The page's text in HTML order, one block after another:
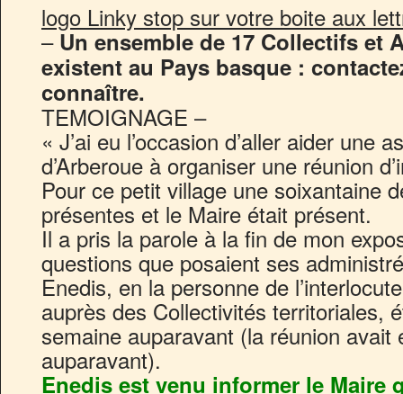
logo Linky stop sur votre boite aux
– Un ensemble de 17 Collectifs et
existent au Pays basque :
connaître.
TEMOIGNAGE –
« J’ai eu l’occasion d’aller aider une
d’Arberoue à organiser une réunion
Pour ce petit village une soixantaine
présentes et le Maire était présent.
Il a pris la parole à la fin de mon
questions que posaient ses
Enedis, en la personne de
auprès des Collectivités territoriales,
semaine auparavant (la réunion
auparavant).
Enedis est venu informer le Maire